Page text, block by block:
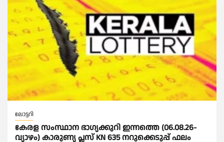
ലോട്ടറി
കേരള സംസ്ഥാന ഭാഗ്യക്കുറി ഇന്നത്തെ (06.08.26-
വ്യാഴം) കാരുണ്യ പ്ലസ് KN 635 നറുക്കെടുപ്പ് ഫലം